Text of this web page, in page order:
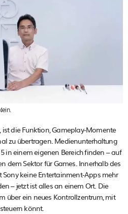
ist die Funktion, Gameplay-Momente
zu übertragen. Medienunterhaltung
in einem eigenen Bereich finden – auf
dem Sektor für Games. Innerhalb des
Sony keine Entertainment-Apps mehr
– jetzt ist alles an einem Ort. Die
über ein neues Kontrollzentrum, mit
könnt.